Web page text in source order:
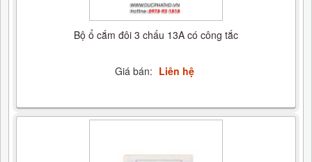
Bộ ổ cắm đôi 3 chấu 13A có công tắc
Giá bán: Liên hệ